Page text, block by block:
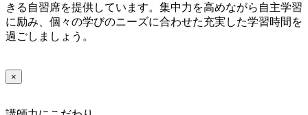
きる自習席を提供しています。集中力を高めながら自主学習
に励み、個々の学びのニーズに合わせた充実した学習時間を
過ごしましょう。
×